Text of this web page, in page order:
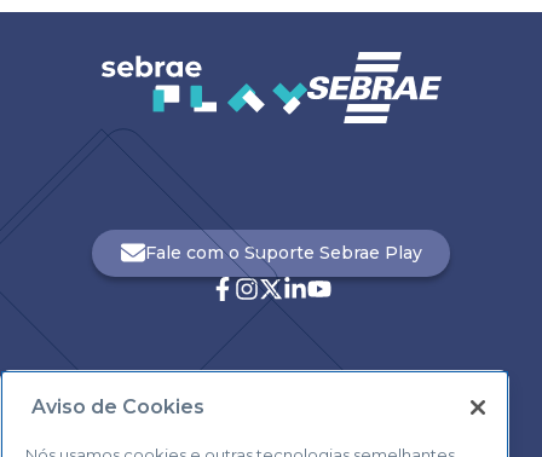
0800 570 0800
Fale com o Suporte Sebrae Play
Aviso de Cookies